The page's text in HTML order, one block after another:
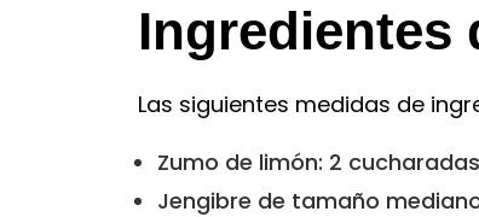
Ingredientes
Las siguientes medidas de
Zumo de limón: 2
Jengibre de tamaño